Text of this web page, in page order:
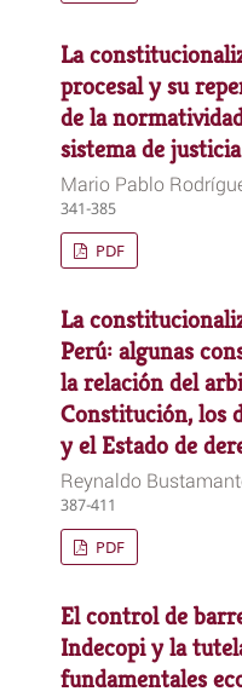
La
procesal y su
de la
sistema de
Mario Pablo
341-385
PDF
La
Perú: algunas
la relación del
Constitución, los
y el Estado de
Reynaldo
387-411
PDF
El control de
Indecopi y la
fundamentales